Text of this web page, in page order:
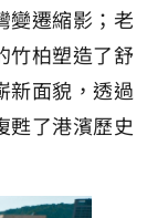
變遷縮影；老
竹柏塑造了舒
新面貌，透過
甦了港濱歷史